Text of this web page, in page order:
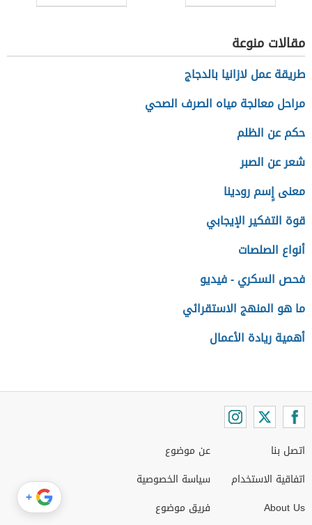
مقالات منوعة
طريقة عمل لازانيا بالدجاج
مراحل معالجة مياه الصرف الصحي
حكم عن الظلم
شعر عن الصبر
معنى إٍسم رودينا
قوة التفكير الإيجابي
أنواع الصلصات
فحص السكري - فيديو
ما هو المنهج الاستقرائي
أهمية ريادة الأعمال
اتصل بنا
اتفاقية الاستخدام
About Us
عن موضوع
سياسة الخصوصية
فريق موضوع
+